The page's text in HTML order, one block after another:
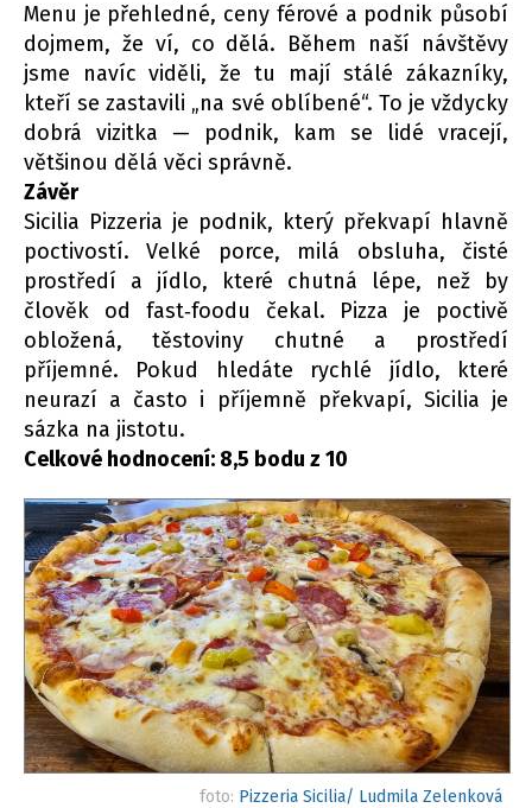
Menu je přehledné, ceny férové a podnik působí
dojmem, že ví, co dělá. Během naší návštěvy
jsme navíc viděli, že tu mají stálé zákazníky,
kteří se zastavili „na své oblíbené“. To je vždycky
dobrá vizitka — podnik, kam se lidé vracejí,
většinou dělá věci správně.
Závěr
Sicilia Pizzeria je podnik, který překvapí hlavně
poctivostí. Velké porce, milá obsluha, čisté
prostředí a jídlo, které chutná lépe, než by
člověk od fast‑foodu čekal. Pizza je poctivě
obložená, těstoviny chutné a prostředí
příjemné. Pokud hledáte rychlé jídlo, které
neurazí a často i příjemně překvapí, Sicilia je
sázka na jistotu.
Celkové hodnocení: 8,5 bodu z 10
foto: Pizzeria Sicilia/ Ludmila Zelenková